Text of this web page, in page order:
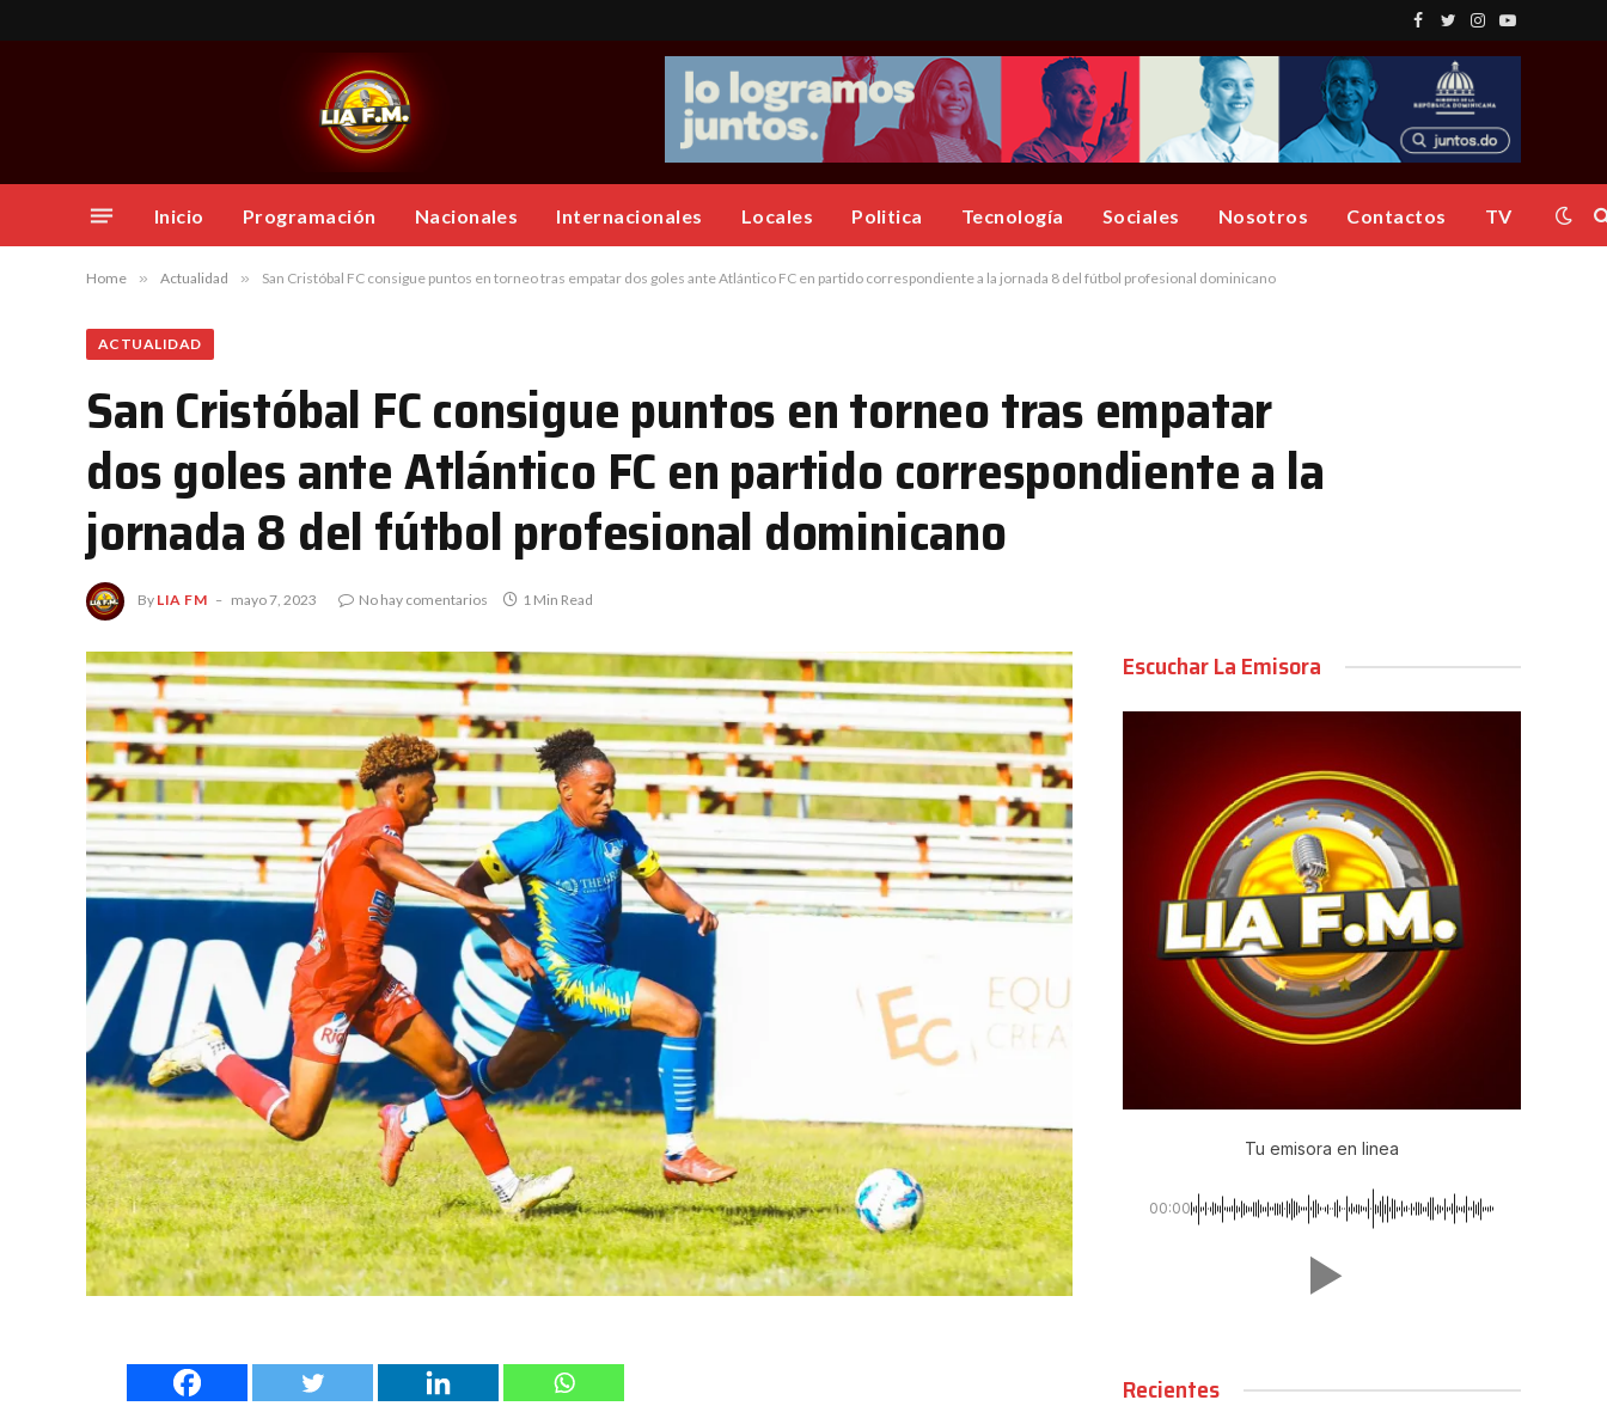
Facebook
TwitterInstagram
YouTube
Inicio Programación Nacionales Internacionales Locales Politica Tecnología Sociales Nosotros Contactos TV
Home » Actualidad » San Cristóbal FC consigue puntos en torneo tras empatar dos goles ante Atlántico FC en partido correspondiente a la jornada 8 del fútbol profesional dominicano
ACTUALIDAD
San Cristóbal FC consigue puntos en torneo tras empatar
dos goles ante Atlántico FC en partido correspondiente a la
jornada 8 del fútbol profesional dominicano
By LIA FM mayo 7, 2023 No hay comentarios 1 Min Read
Escuchar La Emisora
Tu emisora en linea
00:00
Recientes